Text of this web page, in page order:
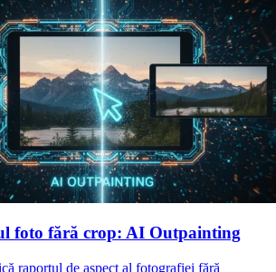
foto fără crop: AI Outpainting
raportul de aspect al fotografiei fără